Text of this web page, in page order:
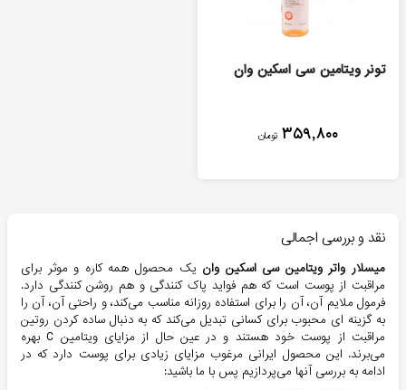
تونر ویتامین سی اسکین وان
۳۵۹,۸۰۰ تومان
نقد و بررسی اجمالی
میسلار واتر ویتامین سی اسکین وان یک محصول همه کاره و موثر برای
مراقبت از پوست است که هم فواید پاک کنندگی و هم روشن کنندگی دارد.
فرمول ملایم آن، آن را برای استفاده روزانه مناسب می‌کند، و راحتی آن، آن را
به گزینه ای محبوب برای کسانی تبدیل می‌کند که به دنبال ساده کردن روتین
مراقبت از پوست خود هستند و در عین حال از مزایای ویتامین C بهره
می‌برند. این محصول ایرانی مرغوب مزایای زیادی برای پوست دارد که در
ادامه به بررسی آنها می‌پردازیم پس با ما باشید: